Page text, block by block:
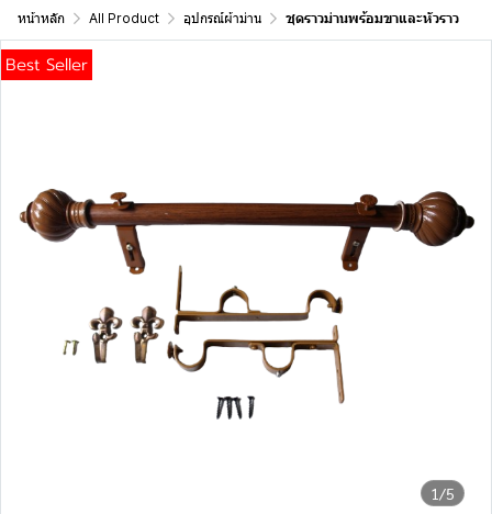
หน้าหลัก All Product อุปกรณ์ผ้าม่าน ชุดราวม่านพร้อมขาและหัวราว
1/5
Best Seller